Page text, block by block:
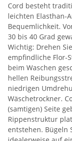
Cord besteht
leichten Elasthan-
Bequemlichkeit.
30 bis 40 Grad
Wichtig: Drehen
empfindliche Flor-
beim Waschen
hellen
niedrigen
Wäschetrockner.
(samtigen) Seite
Rippenstruktur
entstehen. Bügeln